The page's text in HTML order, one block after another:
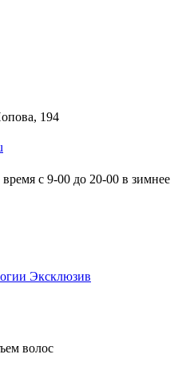
194
с 9-00 до 20-00 в зимнее
Эксклюзив
волос